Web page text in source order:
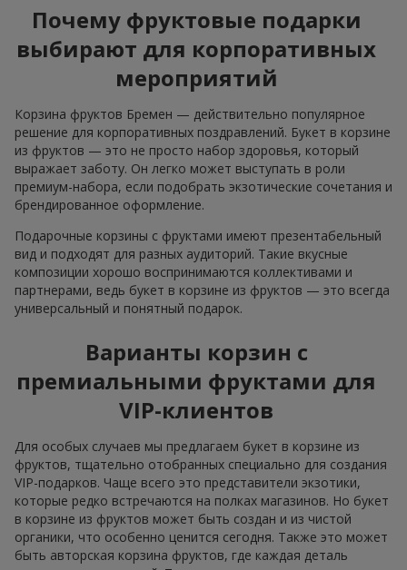
Почему фруктовые подарки
выбирают для корпоративных
мероприятий
Корзина фруктов Бремен — действительно популярное
решение для корпоративных поздравлений. Букет в корзине
из фруктов — это не просто набор здоровья, который
выражает заботу. Он легко может выступать в роли
премиум-набора, если подобрать экзотические сочетания и
брендированное оформление.
Подарочные корзины с фруктами имеют презентабельный
вид и подходят для разных аудиторий. Такие вкусные
композиции хорошо воспринимаются коллективами и
партнерами, ведь букет в корзине из фруктов — это всегда
универсальный и понятный подарок.
Варианты корзин с
премиальными фруктами для
VIP-клиентов
Для особых случаев мы предлагаем букет в корзине из
фруктов, тщательно отобранных специально для создания
VIP-подарков. Чаще всего это представители экзотики,
которые редко встречаются на полках магазинов. Но букет
в корзине из фруктов может быть создан и из чистой
органики, что особенно ценится сегодня. Также это может
быть авторская корзина фруктов, где каждая деталь